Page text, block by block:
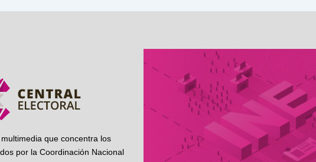
que concentra los
por la Coordinación Nacional